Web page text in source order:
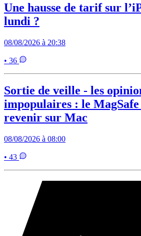
Une hausse de tarif sur
lundi ?
08/08/2026 à 20:38
• 36
Sortie de veille - les
impopulaires : le
revenir sur Mac
08/08/2026 à 08:00
• 43